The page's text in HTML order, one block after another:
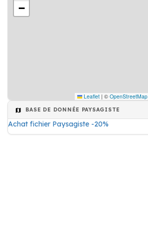
−
Leaflet | © OpenStreetMap
BASE DE DONNÉE PAYSAGISTE
Achat fichier Paysagiste -20%